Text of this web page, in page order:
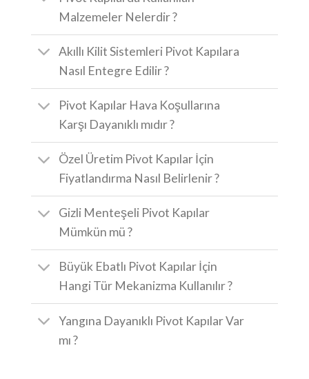
Malzemeler Nelerdir ?
Akıllı Kilit Sistemleri Pivot Kapılara
Nasıl Entegre Edilir ?
Pivot Kapılar Hava Koşullarına
Karşı Dayanıklı mıdır ?
Özel Üretim Pivot Kapılar İçin
Fiyatlandırma Nasıl Belirlenir ?
Gizli Menteşeli Pivot Kapılar
Mümkün mü ?
Büyük Ebatlı Pivot Kapılar İçin
Hangi Tür Mekanizma Kullanılır ?
Yangına Dayanıklı Pivot Kapılar Var
mı ?